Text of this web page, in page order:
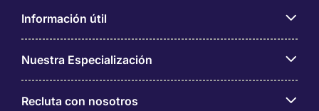
Información útil
Nuestra Especialización
Recluta con nosotros